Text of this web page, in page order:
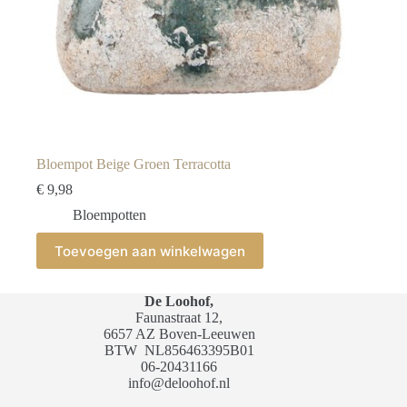
Bloempot Beige Groen Terracotta
€ 9,98
Bloempotten
Toevoegen aan winkelwagen
De Loohof,
Faunastraat 12,
6657 AZ Boven-Leeuwen
BTW NL856463395B01
06-20431166
info@deloohof.nl